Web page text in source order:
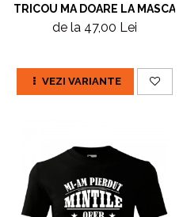
TRICOU MA DOARE LA MASCA
de la 47,00 Lei
VEZI VARIANTE